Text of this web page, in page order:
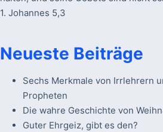
1. Johannes 5,3
Neueste Beiträge
Sechs Merkmale von Irrlehrern
Propheten
Die wahre Geschichte von
Guter Ehrgeiz, gibt es den?